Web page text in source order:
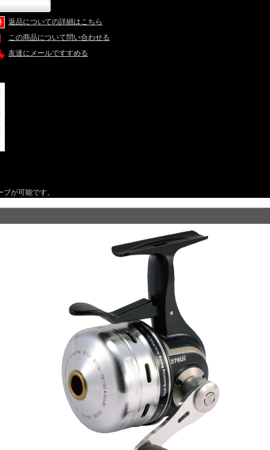
返品についての詳細はこちら
この商品について問い合わせる
友達にメールですすめる
が可能です。